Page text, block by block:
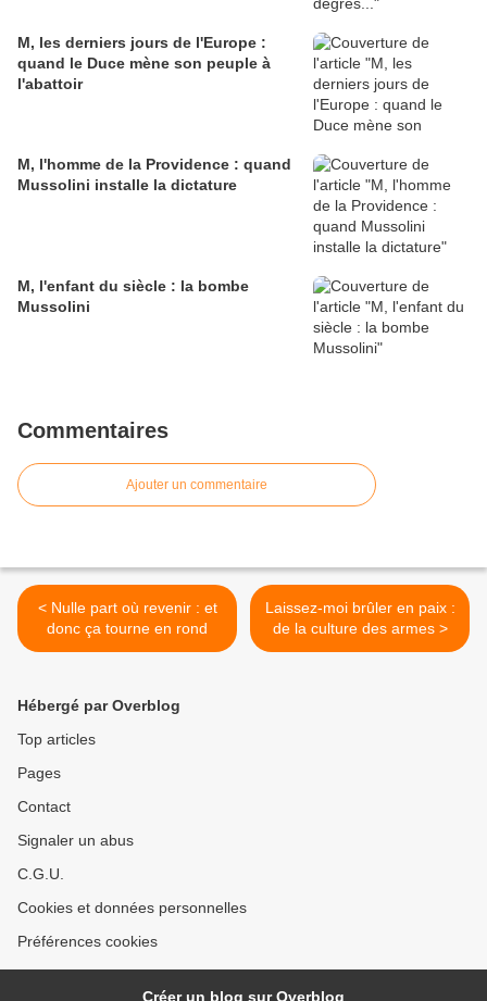
M, les derniers jours de l'Europe :
quand le Duce mène son peuple à
l'abattoir
M, l'homme de la Providence : quand
Mussolini installe la dictature
M, l'enfant du siècle : la bombe
Mussolini
Commentaires
Ajouter un commentaire
< Nulle part où revenir : et
donc ça tourne en rond
Laissez-moi brûler en paix :
de la culture des armes >
Hébergé par Overblog
Top articles
Pages
Contact
Signaler un abus
C.G.U.
Cookies et données personnelles
Préférences cookies
Créer un blog sur Overblog